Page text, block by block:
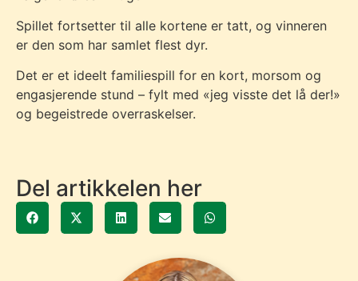
Spillet fortsetter til alle kortene er tatt, og vinneren
er den som har samlet flest dyr.
Det er et ideelt familiespill for en kort, morsom og
engasjerende stund – fylt med «jeg visste det lå der!»
og begeistrede overraskelser.
Del artikkelen her